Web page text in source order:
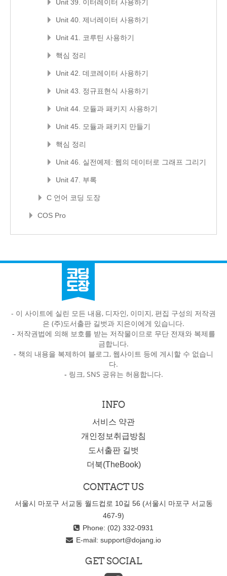
Unit 39. 이터레이터 사용하기
Unit 40. 제너레이터 사용하기
Unit 41. 코루틴 사용하기
핵심 정리
Unit 42. 데코레이터 사용하기
Unit 43. 정규표현식 사용하기
Unit 44. 모듈과 패키지 사용하기
Unit 45. 모듈과 패키지 만들기
핵심 정리
Unit 46. 실전예제: 웹의 데이터로 그래프 그리기
Unit 47. 부록
C 언어 코딩 도장
COS Pro
- 이 사이트에 실린 모든 내용, 디자인, 이미지, 편집 구성의 저작권
은 (주)도서출판 길벗과 지은이에게 있습니다.
- 저작권법에 의해 보호를 받는 저작물이므로 무단 전재와 복제를
금합니다.
- 책의 내용을 복제하여 블로그, 웹사이트 등에 게시할 수 없습니
다.
- 링크, SNS 공유는 허용합니다.
INFO
서비스 약관
개인정보취급방침
도서출판 길벗
더북(TheBook)
CONTACT US
서울시 마포구 서교동 월드컵로 10길 56 (서울시 마포구 서교동
467-9)
Phone: (02) 332-0931
E-mail: support@dojang.io
GET SOCIAL